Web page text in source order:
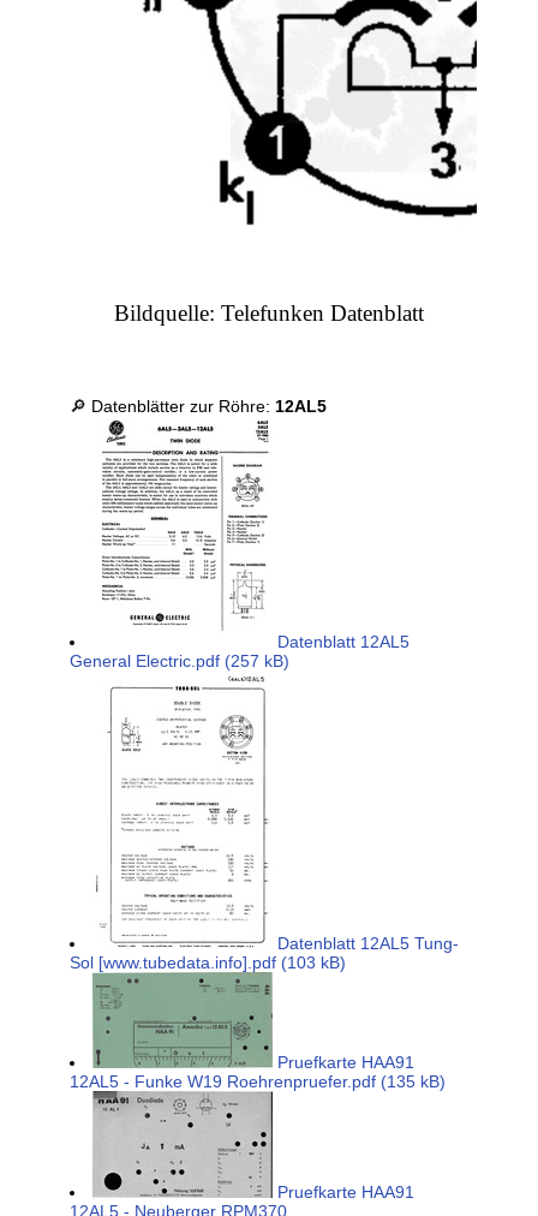
Bildquelle: Telefunken Datenblatt
🔎 Datenblätter zur Röhre: 12AL5
Datenblatt 12AL5
General Electric.pdf (257 kB)
Datenblatt 12AL5 Tung-
Sol [www.tubedata.info].pdf (103 kB)
Pruefkarte HAA91
12AL5 - Funke W19 Roehrenpruefer.pdf (135 kB)
Pruefkarte HAA91
12AL5 - Neuberger RPM370